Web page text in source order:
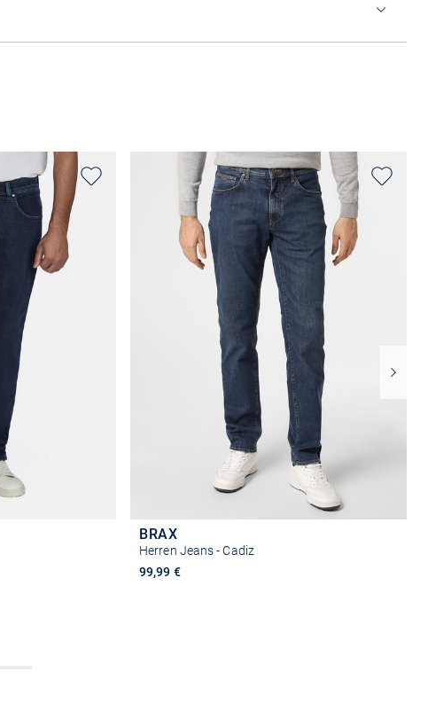
BRAX
Herren Jeans - Cadiz
99,99 €